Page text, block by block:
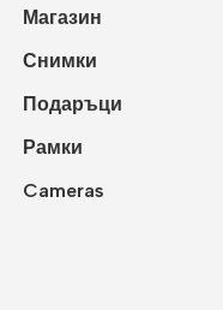
Магазин
Снимки
Подаръци
Рамки
Cameras